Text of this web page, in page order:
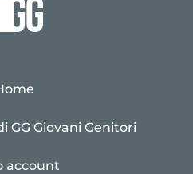
GG Giovani Genitori
account